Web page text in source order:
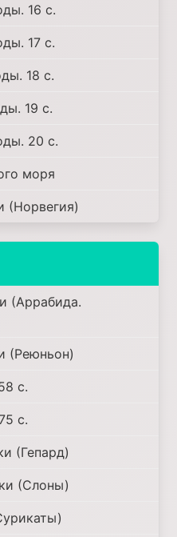
16 с.
17 с.
18 с.
19 с.
20 с.
моря
(Норвегия)
(Аррабида.
(Реюньон)
с.
с.
(Гепард)
(Слоны)